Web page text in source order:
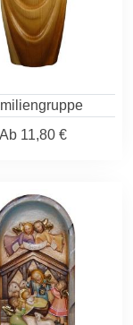
Ab 11,80 €